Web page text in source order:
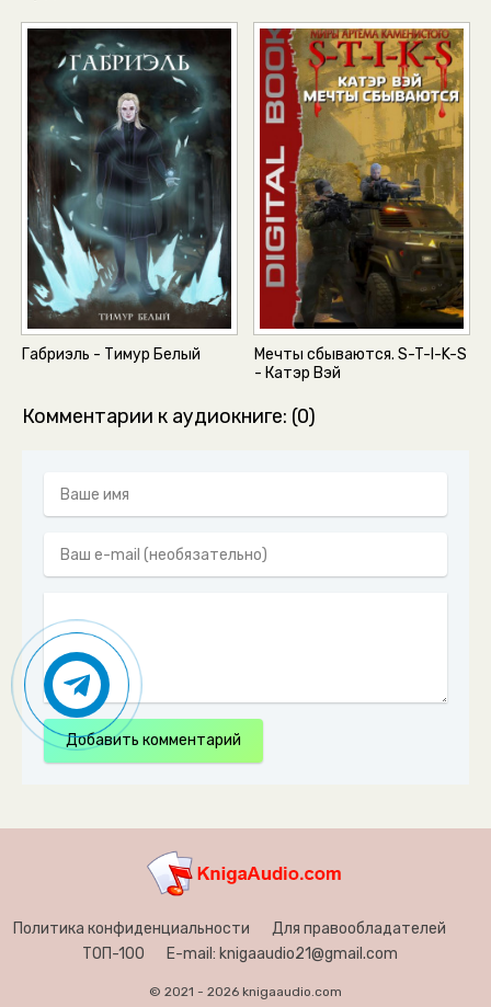
Габриэль - Тимур Белый
Мечты сбываются. S-T-I-K-S
- Катэр Вэй
Комментарии к аудиокниге: (0)
Добавить комментарий
Политика конфиденциальности
Для правообладателей
ТОП-100
E-mail: knigaaudio21@gmail.com
© 2021 - 2026 knigaaudio.com